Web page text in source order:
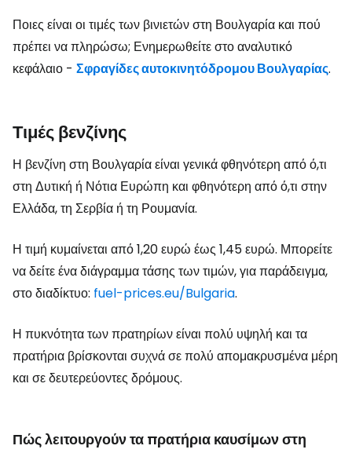
Ποιες είναι οι τιμές των βινιετών στη Βουλγαρία και πού
πρέπει να πληρώσω; Ενημερωθείτε στο αναλυτικό
κεφάλαιο - Σφραγίδες αυτοκινητόδρομου Βουλγαρίας.
Τιμές βενζίνης
Η βενζίνη στη Βουλγαρία είναι γενικά φθηνότερη από ό,τι
στη Δυτική ή Νότια Ευρώπη και φθηνότερη από ό,τι στην
Ελλάδα, τη Σερβία ή τη Ρουμανία.
Η τιμή κυμαίνεται από 1,20 ευρώ έως 1,45 ευρώ. Μπορείτε
να δείτε ένα διάγραμμα τάσης των τιμών, για παράδειγμα,
στο διαδίκτυο: fuel-prices.eu/Bulgaria.
Η πυκνότητα των πρατηρίων είναι πολύ υψηλή και τα
πρατήρια βρίσκονται συχνά σε πολύ απομακρυσμένα μέρη
και σε δευτερεύοντες δρόμους.
Πώς λειτουργούν τα πρατήρια καυσίμων στη